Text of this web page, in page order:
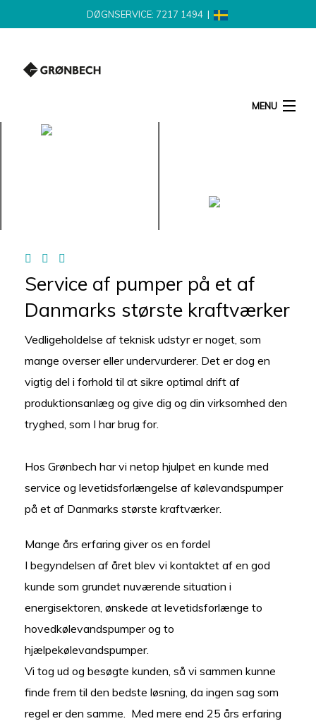
DØGNSERVICE: 7217 1494|
MENU
LEVERANDØR
KONTAKT
Service af pumper på et af
Danmarks største kraftværker
Vedligeholdelse af teknisk udstyr er noget, som
mange overser eller undervurderer. Det er dog en
vigtig del i forhold til at sikre optimal drift af
produktionsanlæg og give dig og din virksomhed den
tryghed, som I har brug for.
Hos Grønbech har vi netop hjulpet en kunde med
service og levetidsforlængelse af kølevandspumper
på et af Danmarks største kraftværker.
Mange års erfaring giver os en fordel
I begyndelsen af året blev vi kontaktet af en god
kunde som grundet nuværende situation i
energisektoren, ønskede at levetidsforlænge to
hovedkølevandspumper og to
hjælpekølevandspumper.
Vi tog ud og besøgte kunden, så vi sammen kunne
finde frem til den bedste løsning, da ingen sag som
regel er den samme. Med mere end 25 års erfaring